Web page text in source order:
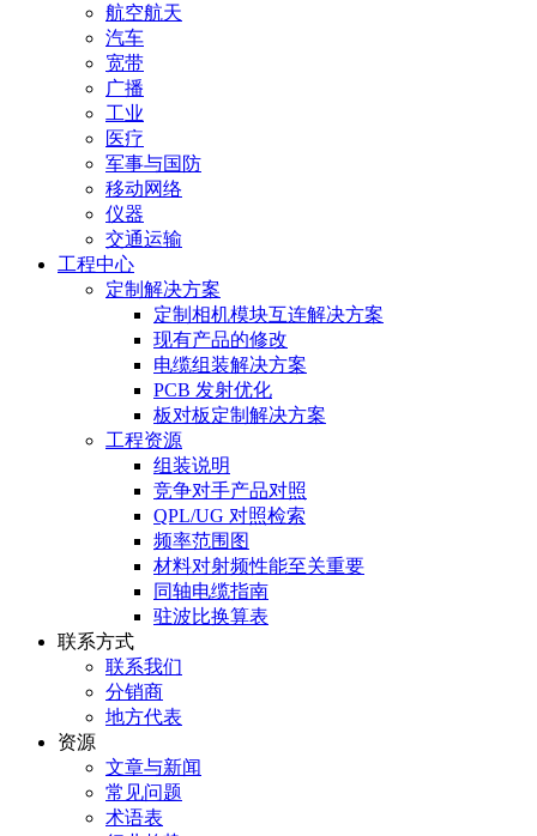
航空航天
汽车
宽带
广播
工业
医疗
军事与国防
移动网络
仪器
交通运输
工程中心
定制解决方案
定制相机模块互连解决方案
现有产品的修改
电缆组装解决方案
PCB 发射优化
板对板定制解决方案
工程资源
组装说明
竞争对手产品对照
QPL/UG 对照检索
频率范围图
材料对射频性能至关重要
同轴电缆指南
驻波比换算表
联系方式
联系我们
分销商
地方代表
资源
文章与新闻
常见问题
术语表